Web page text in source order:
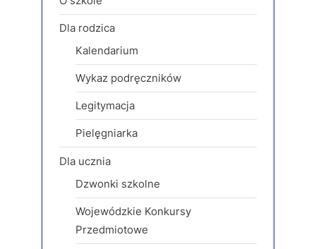
s
Dla rodzica
Kalendarium
Wykaz podręczników
Legitymacja
Pielęgniarka
Dla ucznia
Dzwonki szkolne
Wojewódzkie Konkursy
Przedmiotowe